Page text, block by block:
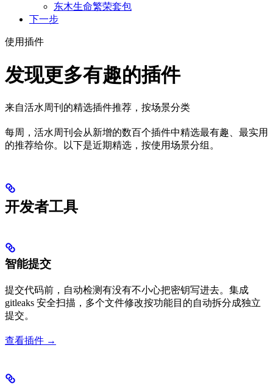
东木生命繁荣套包
下一步
使用插件
发现更多有趣的插件
来自活水周刊的精选插件推荐，按场景分类
每周，活水周刊会从新增的数百个插件中精选最有趣、最实用
的推荐给你。以下是近期精选，按使用场景分组。
开发者工具
智能提交
提交代码前，自动检测有没有不小心把密钥写进去。集成
gitleaks 安全扫描，多个文件修改按功能目的自动拆分成独立
提交。
查看插件 →